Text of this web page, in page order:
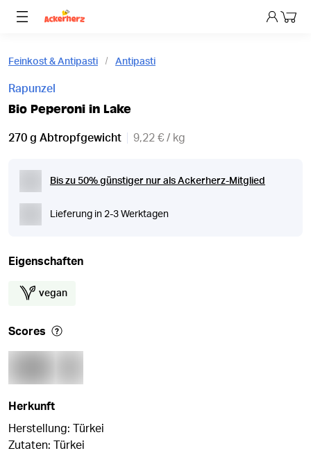
Dein
Feinkost & Antipasti Antipasti
Rapunzel
Bio Peperoni in Lake
270 g Abtropfgewicht 9,22 € / kg
Bis zu 50% günstiger nur als Ackerherz-Mitglied
Lieferung in 2-3 Werktagen
Eigenschaften
vegan
Scores
Herkunft
Herstellung: Türkei
Zutaten: Türkei